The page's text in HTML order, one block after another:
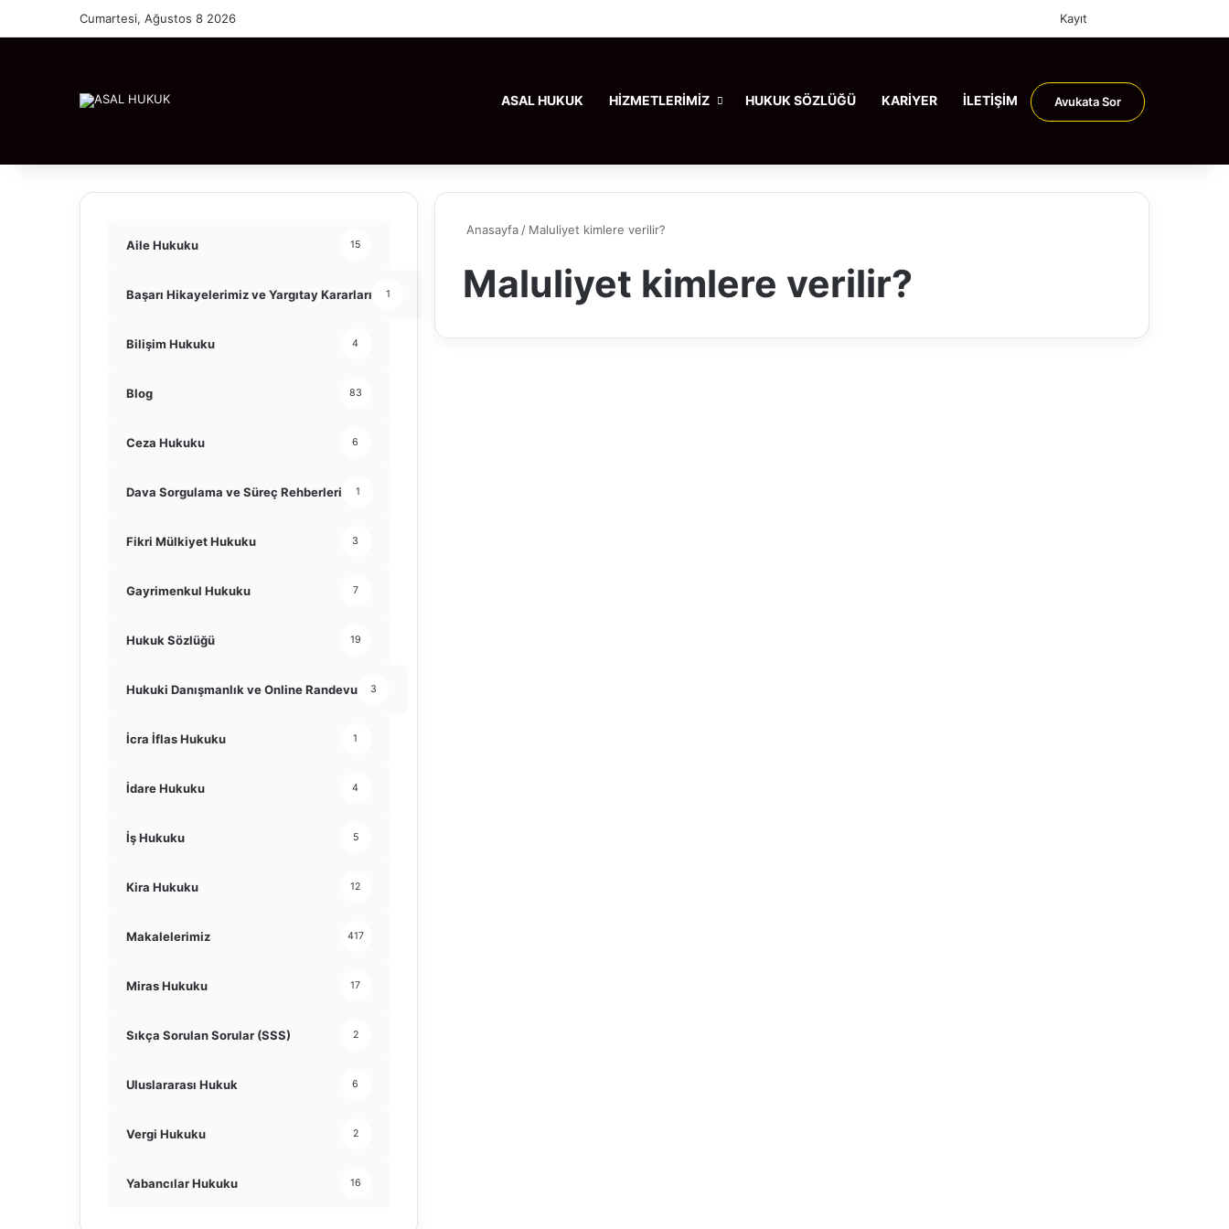
Cumartesi, Ağustos 8 2026 Kayıt
ASAL HUKUK HİZMETLERİMİZ HUKUK SÖZLÜĞÜ KARİYER İLETİŞİM Avukata Sor
Anasayfa / Maluliyet kimlere verilir?
Maluliyet kimlere verilir?
Aile Hukuku 15
Başarı Hikayelerimiz ve Yargıtay Kararları 1
Bilişim Hukuku 4
Blog 83
Ceza Hukuku 6
Dava Sorgulama ve Süreç Rehberleri 1
Fikri Mülkiyet Hukuku 3
Gayrimenkul Hukuku 7
Hukuk Sözlüğü 19
Hukuki Danışmanlık ve Online Randevu 3
İcra İflas Hukuku 1
İdare Hukuku 4
İş Hukuku 5
Kira Hukuku 12
Makalelerimiz 417
Miras Hukuku 17
Sıkça Sorulan Sorular (SSS) 2
Uluslararası Hukuk 6
Vergi Hukuku 2
Yabancılar Hukuku 16